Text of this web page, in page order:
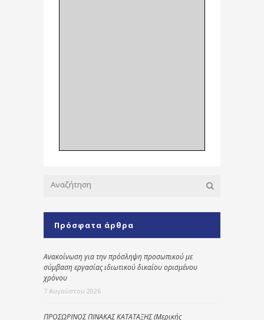
Πρόσφατα άρθρα
Ανακοίνωση για την πρόσληψη προσωπικού με
σύμβαση εργασίας ιδιωτικού δικαίου ορισμένου
χρόνου
7 Αυγούστου 2026
ΠΡΟΣΩΡΙΝΟΣ ΠΙΝΑΚΑΣ ΚΑΤΑΤΑΞΗΣ (Μερικής